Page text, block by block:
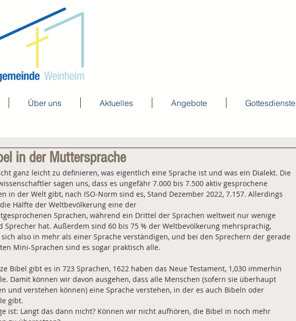
Über uns Aktuelles Angebote Gottesdienste
in der Muttersprache
ganz leicht zu definieren, was eigentlich eine Sprache ist und was ein Dialekt. Die
sagen uns, dass es ungefähr 7.000 bis 7.500 aktiv gesprochene
in der Welt gibt, nach ISO-Norm sind es, Stand Dezember 2022, 7.157. Allerdings
Hälfte der Weltbevölkerung eine der
Sprachen, während ein Drittel der Sprachen weltweit nur wenige
Sprecher hat. Außerdem sind 60 bis 75 % der Weltbevölkerung mehrsprachig,
also in mehr als einer Sprache verständigen, und bei den Sprechern der gerade
Mini-Sprachen sind es sogar praktisch alle.
Bibel gibt es in 723 Sprachen, 1622 haben das Neue Testament, 1,030 immerhin
Damit können wir davon ausgehen, dass alle Menschen (sofern sie überhaupt
und verstehen können) eine Sprache verstehen, in der es auch Bibeln oder
gibt.
ist: Langt das dann nicht? Können wir nicht aufhören, die Bibel in noch mehr